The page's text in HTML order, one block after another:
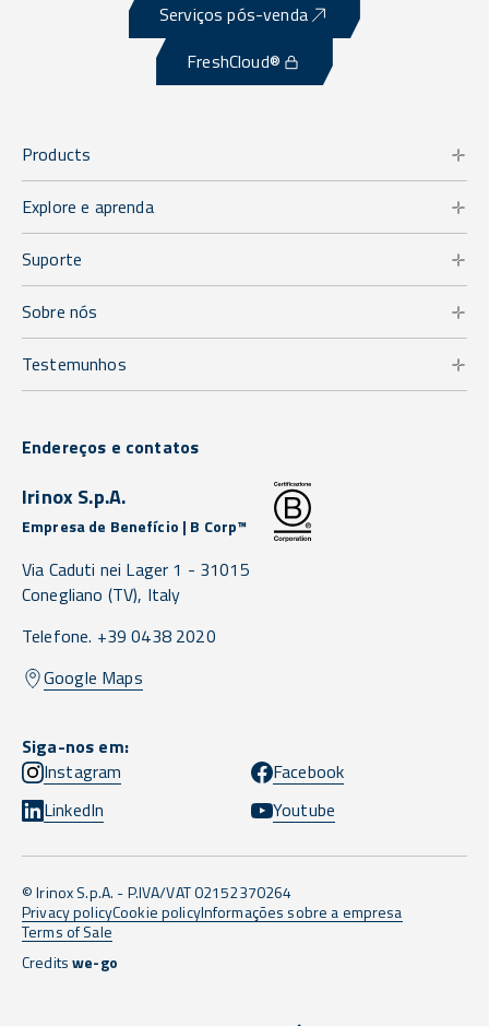
Serviços pós-venda
FreshCloud®
Products
Explore e aprenda
Suporte
Sobre nós
Testemunhos
Endereços e contatos
Irinox S.p.A.
Empresa de Benefício | B Corp™
Via Caduti nei Lager 1 - 31015
Conegliano (TV), Italy
Telefone. +39 0438 2020
Google Maps
Siga-nos em:
Instagram
Facebook
LinkedIn
Youtube
© Irinox S.p.A. - P.IVA/VAT 02152370264
Privacy policyCookie policyInformações sobre a empresa
Terms of Sale
Creditswe-go